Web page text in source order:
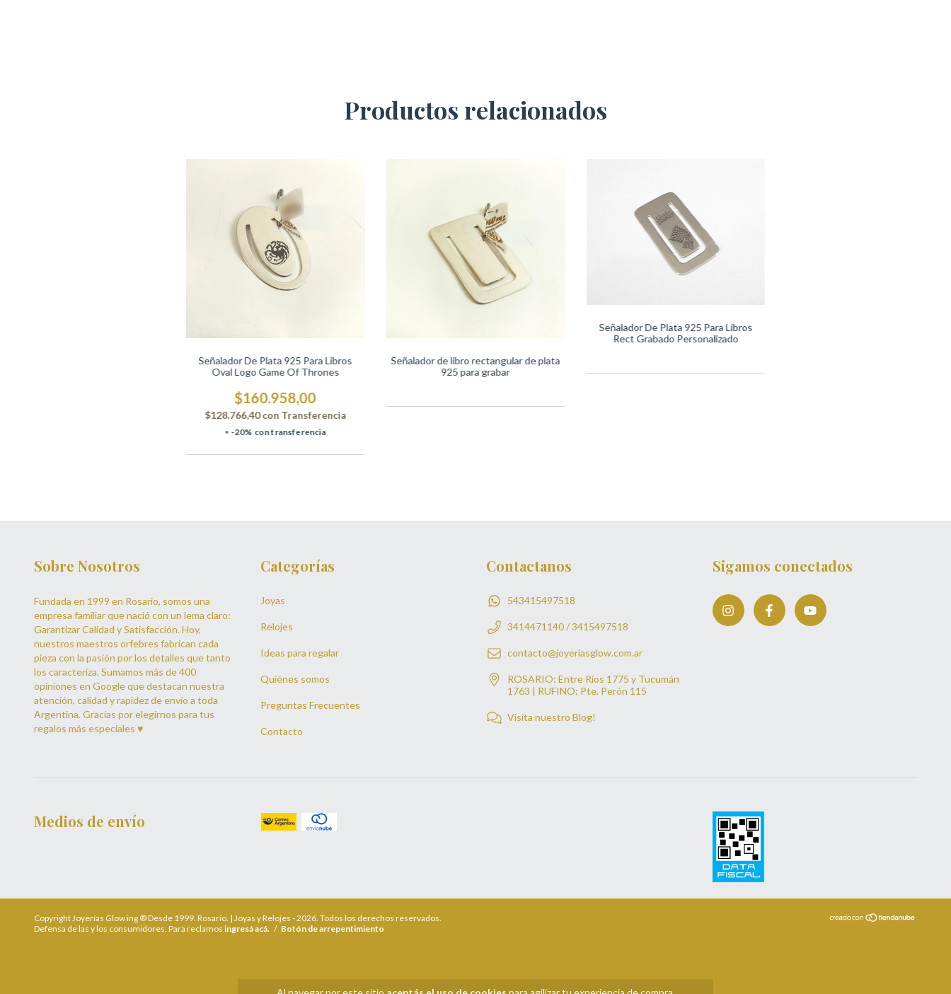
Productos relacionados
Señalador De Plata 925 Para Libros
Oval Logo Game Of Thrones
$160.958,00
$128.766,40con Transferencia
-20% con transferencia
Señalador de libro rectangular de plata
925 para grabar
Señalador De Plata 925 Para Libros
Rect Grabado Personalizado
Sobre Nosotros
Fundada en 1999 en Rosario, somos una
empresa familiar que nació con un lema claro:
Garantizar Calidad y Satisfacción. Hoy,
nuestros maestros orfebres fabrican cada
pieza con la pasión por los detalles que tanto
los caracteriza. Sumamos más de 400
opiniones en Google que destacan nuestra
atención, calidad y rapidez de envío a toda
Argentina. Gracias por elegirnos para tus
regalos más especiales ♥
Categorías
Joyas
Relojes
Ideas para regalar
Quiénes somos
Preguntas Frecuentes
Contacto
Contactanos
543415497518
3414471140 / 3415497518
contacto@joyeriasglow.com.ar
ROSARIO: Entre Ríos 1775 y Tucumán
1763 | RUFINO: Pte. Perón 115
Visita nuestro Blog!
Sigamos conectados
Medios de envío
Copyright Joyerías Glow ing ® Desde 1999. Rosario. | Joyas y Relojes - 2026. Todos los derechos reservados.
Defensa de las y los consumidores. Para reclamos ingresá acá. / Botón de arrepentimiento